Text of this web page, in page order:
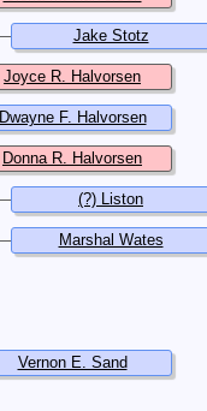
Jake Stotz
Joyce R. Halvorsen
Dwayne F. Halvorsen
Donna R. Halvorsen
(?) Liston
Marshal Wates
Vernon E. Sand